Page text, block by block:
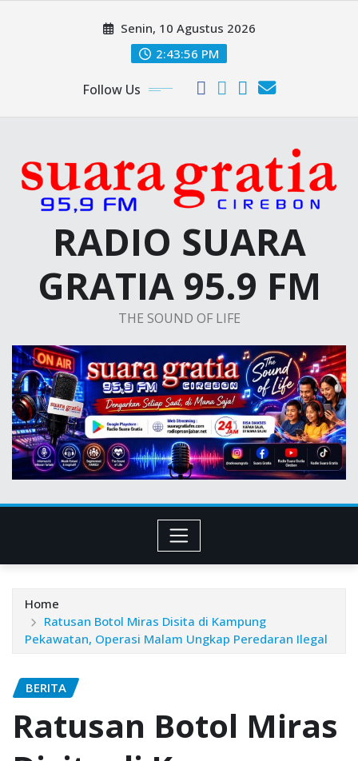
Senin, 10 Agustus 2026
2:43:57 PM
Follow Us
RADIO SUARA
GRATIA 95.9 FM
THE SOUND OF LIFE
Home
Ratusan Botol Miras Disita di Kampung
Pekawatan, Operasi Malam Ungkap Peredaran Ilegal
BERITA
Ratusan Botol Miras